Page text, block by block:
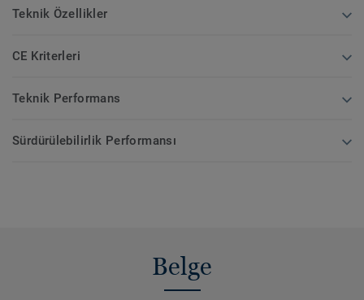
Teknik Özellikler
CE Kriterleri
Teknik Performans
Sürdürülebilirlik Performansı
Belge